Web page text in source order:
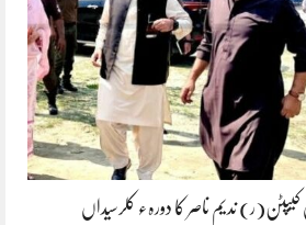
کیپٹن(ر) ندیم ناصر کا دورہء کلرسیداں